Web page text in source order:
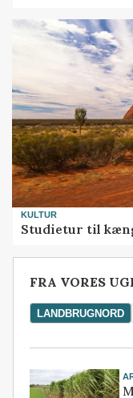
KULTUR
Studietur til
FRA VORES
LANDBRUGNORD